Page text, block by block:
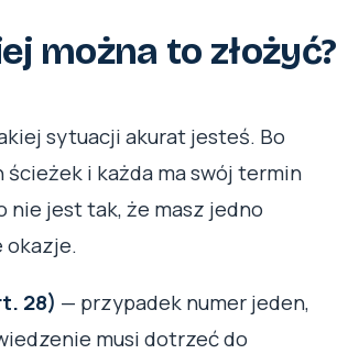
można to złożyć?
sytuacji akurat jesteś. Bo
i każda ma swój termin
nie jest tak, że masz jedno
okazje.
28) — przypadek numer jeden,
musi dotrzeć do